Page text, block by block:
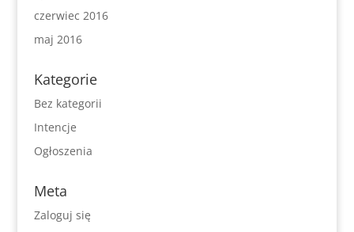
czerwiec 2016
maj 2016
Kategorie
Bez kategorii
Intencje
Ogłoszenia
Meta
Zaloguj się